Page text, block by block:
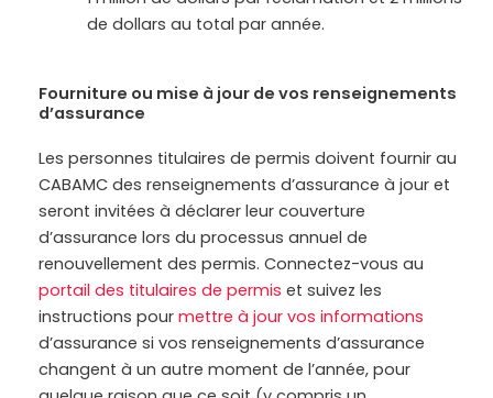
de dollars au total par année.
Fourniture ou mise à jour de vos renseignements
d’assurance
Les personnes titulaires de permis doivent fournir au
CABAMC des renseignements d’assurance à jour et
seront invitées à déclarer leur couverture
d’assurance lors du processus annuel de
renouvellement des permis. Connectez-vous au
portail des titulaires de permis et suivez les
instructions pour mettre à jour vos informations
d’assurance si vos renseignements d’assurance
changent à un autre moment de l’année, pour